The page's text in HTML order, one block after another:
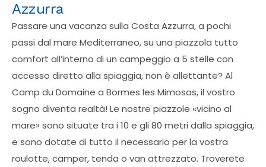
Azzurra
Passare una vacanza sulla Costa Azzurra, a pochi
passi dal mare Mediterraneo, su una piazzola tutto
comfort all’interno di un campeggio a 5 stelle con
accesso diretto alla spiaggia, non è allettante? Al
Camp du Domaine a Bormes les Mimosas, il vostro
sogno diventa realtà! Le nostre piazzole «vicino al
mare» sono situate tra i 10 e gli 80 metri dalla spiaggia,
e sono dotate di tutto il necessario per la vostra
roulotte, camper, tenda o van attrezzato. Troverete